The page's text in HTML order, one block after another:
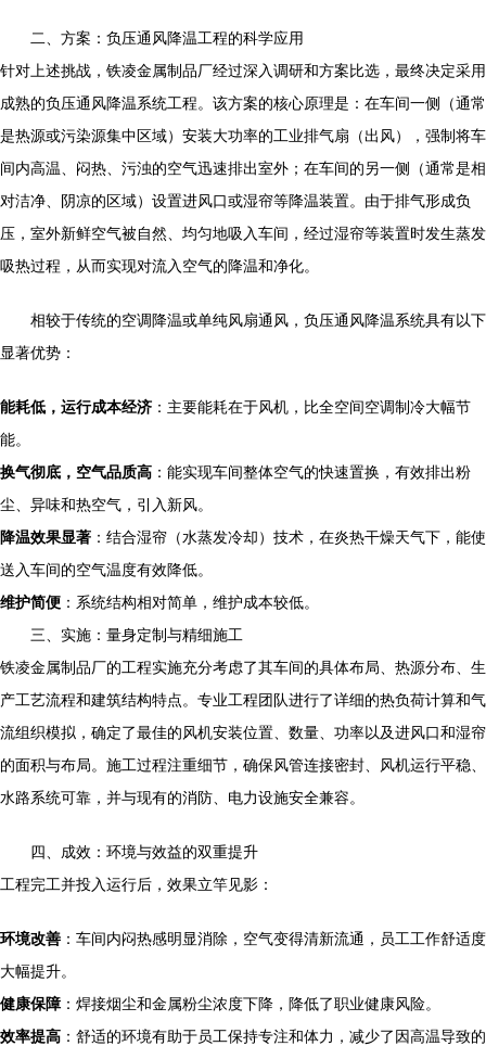
二、方案：负压通风降温工程的科学应用
针对上述挑战，铁凌金属制品厂经过深入调研和方案比选，最终决定采用
成熟的负压通风降温系统工程。该方案的核心原理是：在车间一侧（通常
是热源或污染源集中区域）安装大功率的工业排气扇（出风），强制将车
间内高温、闷热、污浊的空气迅速排出室外；在车间的另一侧（通常是相
对洁净、阴凉的区域）设置进风口或湿帘等降温装置。由于排气形成负
压，室外新鲜空气被自然、均匀地吸入车间，经过湿帘等装置时发生蒸发
吸热过程，从而实现对流入空气的降温和净化。
相较于传统的空调降温或单纯风扇通风，负压通风降温系统具有以下
显著优势：
能耗低，运行成本经济 ：主要能耗在于风机，比全空间空调制冷大幅节
能。
换气彻底，空气品质高 ：能实现车间整体空气的快速置换，有效排出粉
尘、异味和热空气，引入新风。
降温效果显著 ：结合湿帘（水蒸发冷却）技术，在炎热干燥天气下，能使
送入车间的空气温度有效降低。
维护简便 ：系统结构相对简单，维护成本较低。
三、实施：量身定制与精细施工
铁凌金属制品厂的工程实施充分考虑了其车间的具体布局、热源分布、生
产工艺流程和建筑结构特点。专业工程团队进行了详细的热负荷计算和气
流组织模拟，确定了最佳的风机安装位置、数量、功率以及进风口和湿帘
的面积与布局。施工过程注重细节，确保风管连接密封、风机运行平稳、
水路系统可靠，并与现有的消防、电力设施安全兼容。
四、成效：环境与效益的双重提升
工程完工并投入运行后，效果立竿见影：
环境改善 ：车间内闷热感明显消除，空气变得清新流通，员工工作舒适度
大幅提升。
健康保障 ：焊接烟尘和金属粉尘浓度下降，降低了职业健康风险。
效率提高 ：舒适的环境有助于员工保持专注和体力，减少了因高温导致的